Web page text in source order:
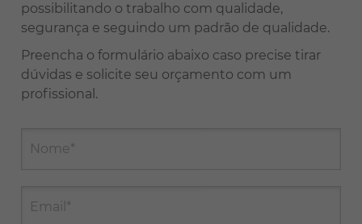
possibilitando o trabalho com qualidade,
segurança e seguindo um padrão de qualidade.
Preencha o formulário abaixo caso precise tirar
dúvidas e solicite seu orçamento com um
profissional.
Nome*
Email*